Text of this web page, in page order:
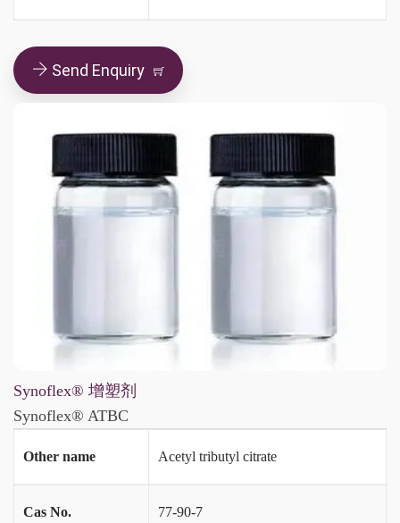
Send Enquiry
Synoflex® 增塑剂
Synoflex® ATBC
Other name Acetyl tributyl citrate
Cas No. 77-90-7